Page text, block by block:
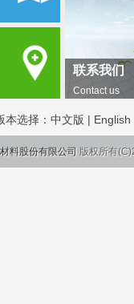
联系我们
Contact us
本选择： 中文版 | English
料股份有限公司 版权所有